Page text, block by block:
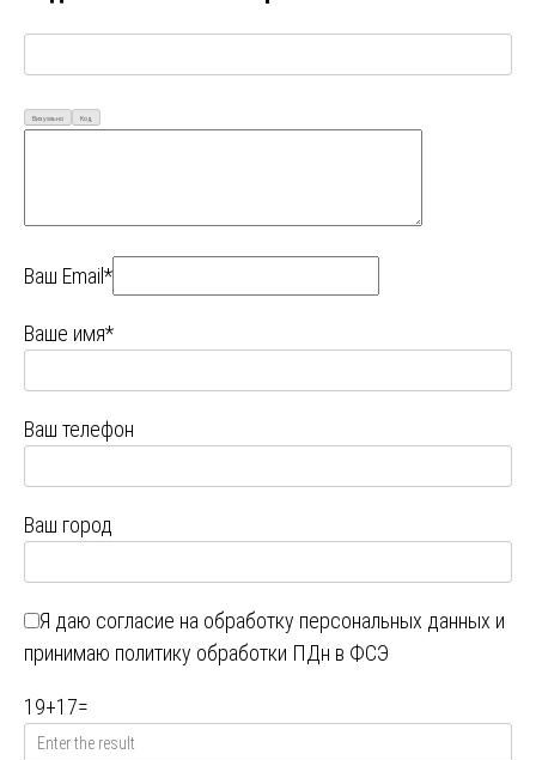
Визуально Код
Ваш Email*
Ваше имя*
Ваш телефон
Ваш город
Я даю согласие на обработку персональных данных и
принимаю политику обработки ПДн в ФСЭ
19+17=